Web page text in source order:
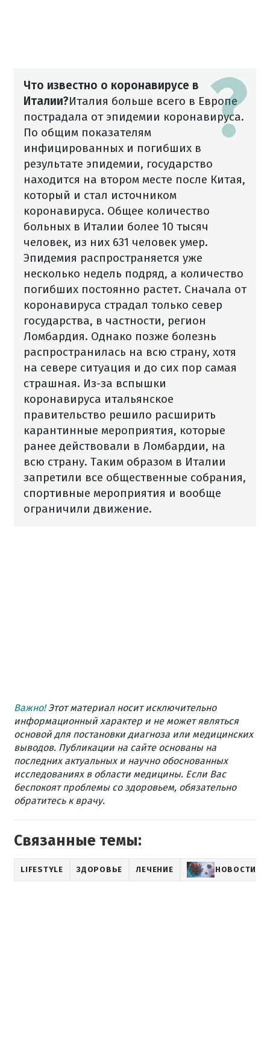
Что известно о коронавирусе в
Италии?Италия больше всего в Европе
пострадала от эпидемии коронавируса.
По общим показателям
инфицированных и погибших в
результате эпидемии, государство
находится на втором месте после Китая,
который и стал источником
коронавируса. Общее количество
больных в Италии более 10 тысяч
человек, из них 631 человек умер.
Эпидемия распространяется уже
несколько недель подряд, а количество
погибших постоянно растет. Сначала от
коронавируса страдал только север
государства, в частности, регион
Ломбардия. Однако позже болезнь
распространилась на всю страну, хотя
на севере ситуация и до сих пор самая
страшная. Из-за вспышки
коронавируса итальянское
правительство решило расширить
карантинные мероприятия, которые
ранее действовали в Ломбардии, на
всю страну. Таким образом в Италии
запретили все общественные собрания,
спортивные мероприятия и вообще
ограничили движение.
Важно!Этот материал носит исключительно
информационный характер и не может являться
основой для постановки диагноза или медицинских
выводов. Публикации на сайте основаны на
последних актуальных и научно обоснованных
исследованиях в области медицины. Если Вас
беспокоят проблемы со здоровьем, обязательно
обратитесь к врачу.
Связанные темы:
LIFESTYLE ЗДОРОВЬЕ ЛЕЧЕНИЕ НОВОСТИ О